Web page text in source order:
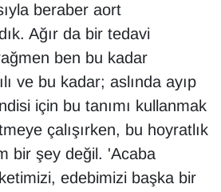
beraber aort
Ağır da bir tedavi
ben bu kadar
ve bu kadar; aslında ayıp
için bu tanımı kullanmak
çalışırken, bu hoyratlık
bir şey değil. 'Acaba
edebimizi başka bir